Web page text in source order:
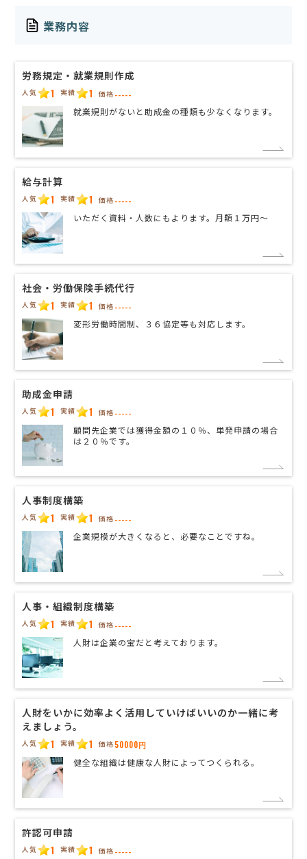
業務内容
労務規定・就業規則作成
人気 1 実績 1 価格 -----
就業規則がないと助成金の種類も少なくなります。
給与計算
人気 1 実績 1 価格 -----
いただく資料・人数にもよります。月額１万円〜
社会・労働保険手続代行
人気 1 実績 1 価格 -----
変形労働時間制、３６協定等も対応します。
助成金申請
人気 1 実績 1 価格 -----
顧問先企業では獲得金額の１０％、単発申請の場合
は２０％です。
人事制度構築
人気 1 実績 1 価格 -----
企業規模が大きくなると、必要なことですね。
人事・組織制度構築
人気 1 実績 1 価格 -----
人財は企業の宝だと考えております。
人財をいかに効率よく活用していけばいいのか一緒に考
えましょう。
人気 1 実績 1 価格 50000円
健全な組織は健康な人財によってつくられる。
許認可申請
人気 1 実績 1 価格 -----